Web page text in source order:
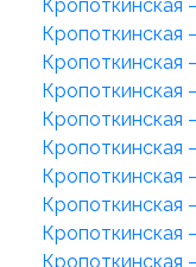
Кропоткинская
Кропоткинская
Кропоткинская
Кропоткинская
Кропоткинская
Кропоткинская
Кропоткинская
Кропоткинская